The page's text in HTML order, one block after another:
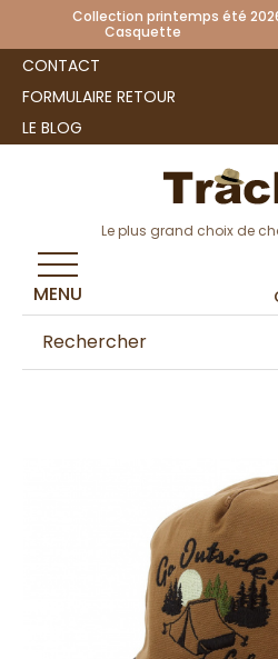
Collection printemps
Casquette La
CONTACT
FORMULAIRE RETOUR
LE BLOG
Le plus grand choix de
MENU